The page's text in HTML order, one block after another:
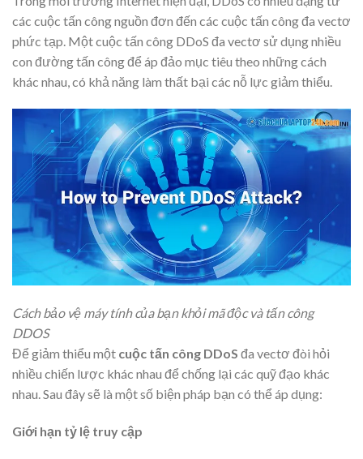
các cuộc tấn công nguồn đơn đến các cuộc tấn công đa vectơ
phức tạp. Một cuộc tấn công DDoS đa vectơ sử dụng nhiều
con đường tấn công để áp đảo mục tiêu theo những cách
khác nhau, có khả năng làm thất bại các nỗ lực giảm thiểu.
Cách bảo vệ máy tính của bạn khỏi mã độc và tấn công
DDOS
Để giảm thiểu một cuộc tấn công DDoS đa vectơ đòi hỏi
nhiều chiến lược khác nhau để chống lại các quỹ đạo khác
nhau. Sau đây sẽ là một số biện pháp bạn có thể áp dụng:
Giới hạn tỷ lệ truy cập